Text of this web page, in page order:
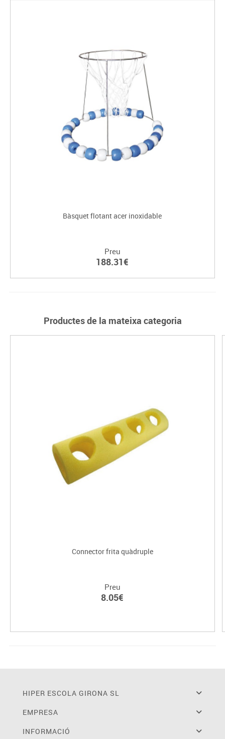
Bàsquet flotant acer inoxidable
Preu
188.31€
Productes de la mateixa categoria
Connector frita quàdruple
Preu
8.05€
HIPER ESCOLA GIRONA SL
EMPRESA
INFORMACIÓ